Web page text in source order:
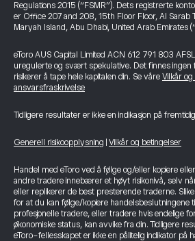
Regulations 2015 (“FSMR”). Dets registrerte
er Office 207 and 208, 15th Floor Floor, Al Sarab
Maryah Island, Abu Dhabi, United Arab Emirates
eToro AUS Capital Limited ACN 612 791 803
uregulerte og svært spekulative. Det finnes
risikerer å tape hele kapitalen din. Se våre Vilkår
ansvarsfraskrivelse
Tidligere resultater er ikke en indikasjon på
Generell risikoopplysning Vilkår og betingelser
Handel med eToro ved å følge og/eller kopiere
andre tradere innebærer et høyt risikonivå, selv
eller replikerer de best presterende traderne.
for at du kan følge/kopiere handelsbeslutningene
profesjonelle tradere, eller tradere hvis endelige
økonomiske status, kan avvike fra din. Tidligere
eToro-fellesskapet er ikke en pålitelig indikator på